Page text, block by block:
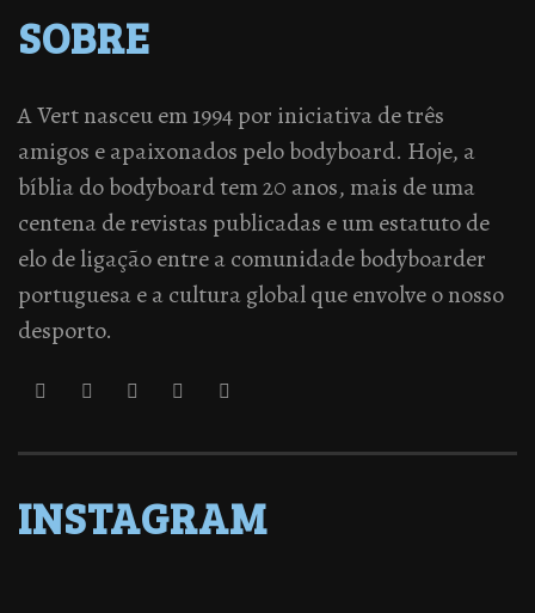
SOBRE
A Vert nasceu em 1994 por iniciativa de três
amigos e apaixonados pelo bodyboard. Hoje, a
bíblia do bodyboard tem 20 anos, mais de uma
centena de revistas publicadas e um estatuto de
elo de ligação entre a comunidade bodyboarder
portuguesa e a cultura global que envolve o nosso
desporto.
INSTAGRAM